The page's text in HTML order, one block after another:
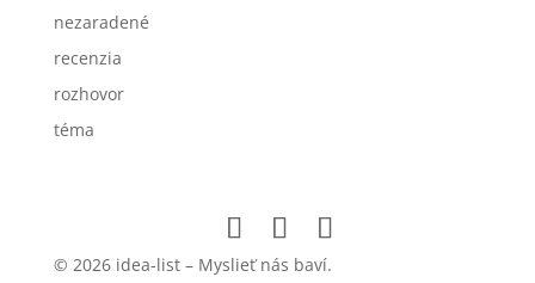
nezaradené
recenzia
rozhovor
téma
© 2026 idea-list – Myslieť nás baví.